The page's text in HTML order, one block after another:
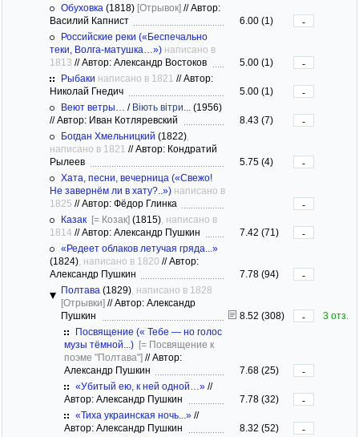
Обуховка (1818) [Отрывок] //Автор:
Василий Капнист
6.00 (1)
-
Российские реки («Беспечально
теки, Волга-матушка…») написано в
1813 //Автор: Александр Востоков 5.00 (1)
-
Рыбаки написано в 1821 //Автор:
Николай Гнедич
5.00 (1)
-
Веют ветры…
/ Віють вітри...
(1956)
//Автор: Иван Котляревский 8.43 (7)
-
Богдан Хмельницкий (1822)
написано в 1821 //Автор: Кондратий
Рылеев
5.75 (4)
-
Хата, песни, вечерница («Свежо!
Не завернём ли в хату?..») написано в
1825 //Автор: Фёдор Глинка
-
Казак [= Козак] (1815) , написано в
1814 //Автор: Александр Пушкин 7.42 (71)
-
«Редеет облаков летучая гряда...»
(1824) , написано в 1820 //Автор:
Александр Пушкин
7.78 (94)
-
Полтава (1829) , написано в 1828
[Отрывки] //Автор: Александр
Пушкин
8.52 (308) -
3 отз.
Посвящение (« Тебе — но голос
музы тёмной...) [= Посвящение к
поэме "Полтава"] //Автор:
Александр Пушкин
7.68 (25)
-
«Убитый ею, к ней одной…» //
Автор: Александр Пушкин
7.78 (32)
-
«Тиха украинская ночь...» //
Автор: Александр Пушкин
8.32 (52)
-